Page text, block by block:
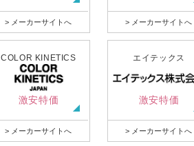
> メーカーサイトへ > メーカーサイトへ
COLOR KINETICS
激安特価
> メーカーサイトへ
エイテックス
激安特価
> メーカーサイトへ